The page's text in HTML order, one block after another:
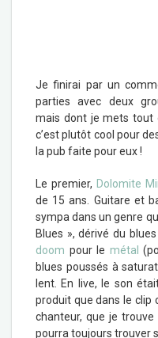
Je finirai par un
parties avec deux
mais dont je mets tout
c’est plutôt cool pour
la pub faite pour eux !
Le premier, Dolomite
de 15 ans. Guitare et
sympa dans un genre
Blues », dérivé du
doom pour le métal
blues poussés à
lent. En live, le son
produit que dans le clip
chanteur, que je
pourra toujours trouver